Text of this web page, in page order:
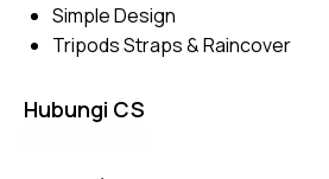
ratings
Simple Design
Tripods Straps & Raincover
Hubungi CS